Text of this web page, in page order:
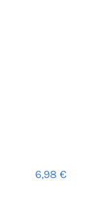
6,98€